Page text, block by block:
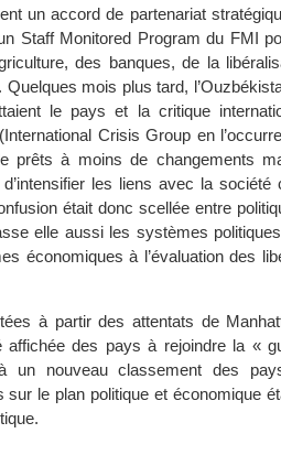
un accord de partenariat
Staff Monitored Program du FMI
des banques, de la
mois plus tard,
le pays et la critique
Crisis Group en
prêts à moins de changements
les liens avec la société
était donc scellée entre
elle aussi les systèmes
économiques à l’évaluation des
à partir des attentats de
affichée des pays à rejoindre la «
nouveau classement des
le plan politique et économique